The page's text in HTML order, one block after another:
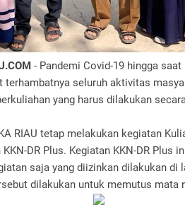
- Pandemi Covid-19 hingga
terhambatnya seluruh aktivitas
yang harus dilakukan
RIAU tetap melakukan kegiatan
DR Plus. Kegiatan KKN-DR Plus
saja yang diizinkan dilakukan di
dilakukan untuk memutus mata